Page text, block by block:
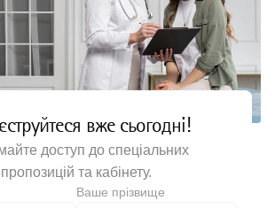
для м'яких тканин, у формі пінцета,
для м'яких тканин, у формі пінцета,
вже сьогодні!
доступ до спеціальних
пропозицій та кабінету.
Ваше прізвище